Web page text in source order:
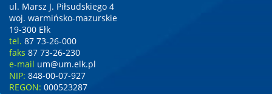
ul. Marsz J. Piłsudskiego 4
woj. warmińsko-mazurskie
19-300 Ełk
tel. 87 73-26-000
faks 87 73-26-230
e-mail um@um.elk.pl
NIP: 848-00-07-927
REGON: 000523287